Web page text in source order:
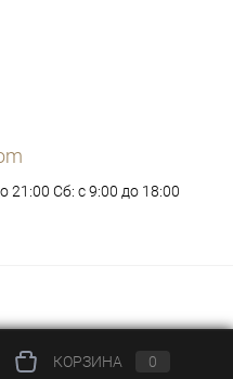
21:00 Сб: с 9:00 до 18:00
КОРЗИНА 0